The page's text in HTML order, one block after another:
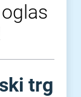
trg